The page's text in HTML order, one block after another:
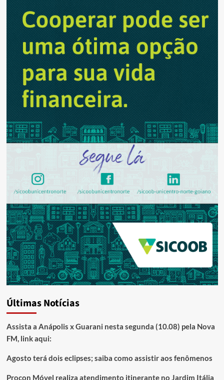
Últimas Notícias
Assista a Anápolis x Guarani nesta segunda (10.08) pela Nova
FM, link aqui:
Agosto terá dois eclipses; saiba como assistir aos fenômenos
Procon Móvel realiza atendimento itinerante no Jardim Itália